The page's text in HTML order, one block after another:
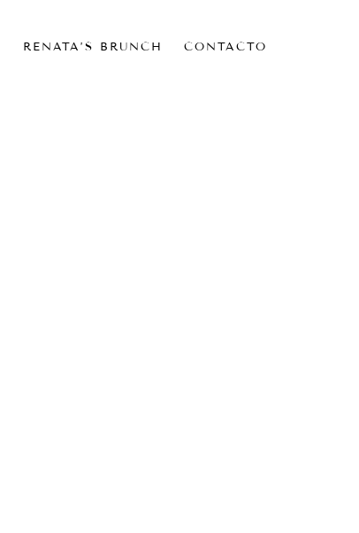
RENATA’S BRUNCH CONTACTO